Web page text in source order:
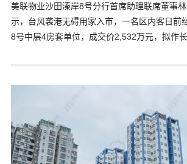
美联物业沙田溱岸8号分行首席助理联席董事
示，台风袭港无碍用家入市，一名区内客日前
8号中层4房套单位，成交价2,532万元，拟作